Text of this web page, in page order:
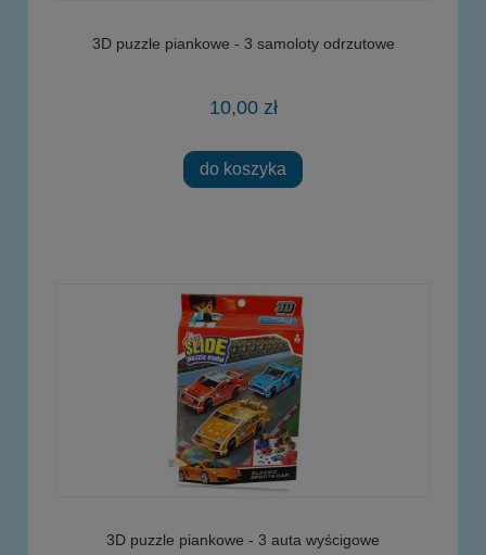
3D puzzle piankowe - 3 samoloty odrzutowe
10,00 zł
do koszyka
3D puzzle piankowe - 3 auta wyścigowe